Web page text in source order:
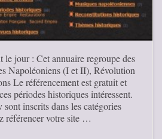
jour : Cet annuaire regroupe des
Napoléoniens (I et II), Révolution
Le référencement est gratuit et
périodes historiques intéressent.
inscrits dans les catégories
référencer votre site …